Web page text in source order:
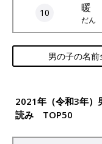
10 暖
だん
男の子の名
2021年（令和3年
読み TOP50